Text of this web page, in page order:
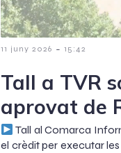
11 juny 2026 - 15:42
Tall a TVR
aprovat de
Tall al Comarca
el crèdit per executar